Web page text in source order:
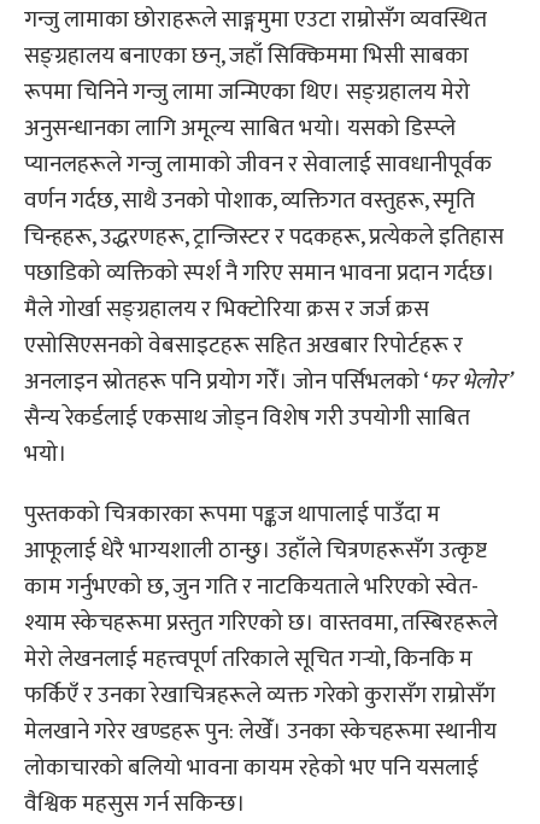
गन्जु लामाका छोराहरूले साङ्गमुमा एउटा राम्रोसँग व्यवस्थित
सङ्ग्रहालय बनाएका छन्, जहाँ सिक्किममा भिसी साबका
रूपमा चिनिने गन्जु लामा जन्मिएका थिए। सङ्ग्रहालय मेरो
अनुसन्धानका लागि अमूल्य साबित भयो। यसको डिस्प्ले
प्यानलहरूले गन्जु लामाको जीवन र सेवालाई सावधानीपूर्वक
वर्णन गर्दछ, साथै उनको पोशाक, व्यक्तिगत वस्तुहरू, स्मृति
चिन्हहरू, उद्धरणहरू, ट्रान्जिस्टर र पदकहरू, प्रत्येकले इतिहास
पछाडिको व्यक्तिको स्पर्श नै गरिए समान भावना प्रदान गर्दछ।
मैले गोर्खा सङ्ग्रहालय र भिक्टोरिया क्रस र जर्ज क्रस
एसोसिएसनको वेबसाइटहरू सहित अखबार रिपोर्टहरू र
अनलाइन स्रोतहरू पनि प्रयोग गरेँ। जोन पर्सिभलको ‘फर भेलोर’
सैन्य रेकर्डलाई एकसाथ जोड्न विशेष गरी उपयोगी साबित
भयो।
पुस्तकको चित्रकारका रूपमा पङ्कज थापालाई पाउँदा म
आफूलाई धेरै भाग्यशाली ठान्छु। उहाँले चित्रणहरूसँग उत्कृष्ट
काम गर्नुभएको छ, जुन गति र नाटकियताले भरिएको स्वेत-
श्याम स्केचहरूमा प्रस्तुत गरिएको छ। वास्तवमा, तस्बिरहरूले
मेरो लेखनलाई महत्त्वपूर्ण तरिकाले सूचित गर्‍यो, किनकि म
फर्किएँ र उनका रेखाचित्रहरूले व्यक्त गरेको कुरासँग राम्रोसँग
मेलखाने गरेर खण्डहरू पुन: लेखेँ। उनका स्केचहरूमा स्थानीय
लोकाचारको बलियो भावना कायम रहेको भए पनि यसलाई
वैश्विक महसुस गर्न सकिन्छ।